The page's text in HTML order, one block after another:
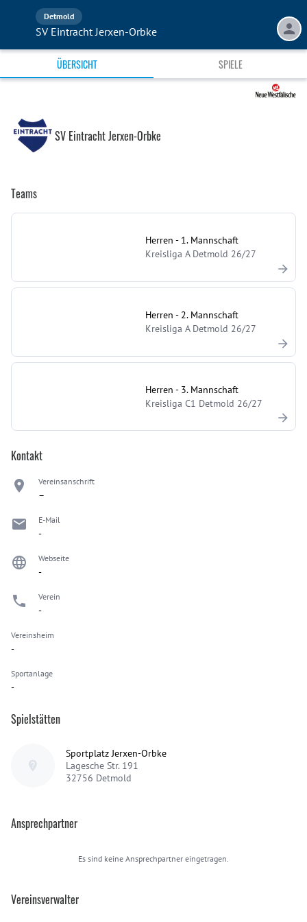
Detmold
SV Eintracht Jerxen-Orbke
ÜBERSICHT SPIELE
SV Eintracht Jerxen-Orbke
Teams
Herren - 1. Mannschaft
Kreisliga A Detmold 26/27
Herren - 2. Mannschaft
Kreisliga A Detmold 26/27
Herren - 3. Mannschaft
Kreisliga C1 Detmold 26/27
Kontakt
Vereinsanschrift
–
E-Mail
-
Webseite
-
Verein
-
Vereinsheim
-
Sportanlage
-
Spielstätten
Sportplatz Jerxen-Orbke
Lagesche Str. 191
32756 Detmold
Ansprechpartner
Es sind keine Ansprechpartner eingetragen.
Vereinsverwalter